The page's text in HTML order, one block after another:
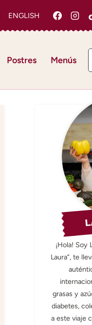
ENGLISH
Postres Menús
¡Hola! Soy
Laura”, te
grasas y
diabetes,
a este viaje